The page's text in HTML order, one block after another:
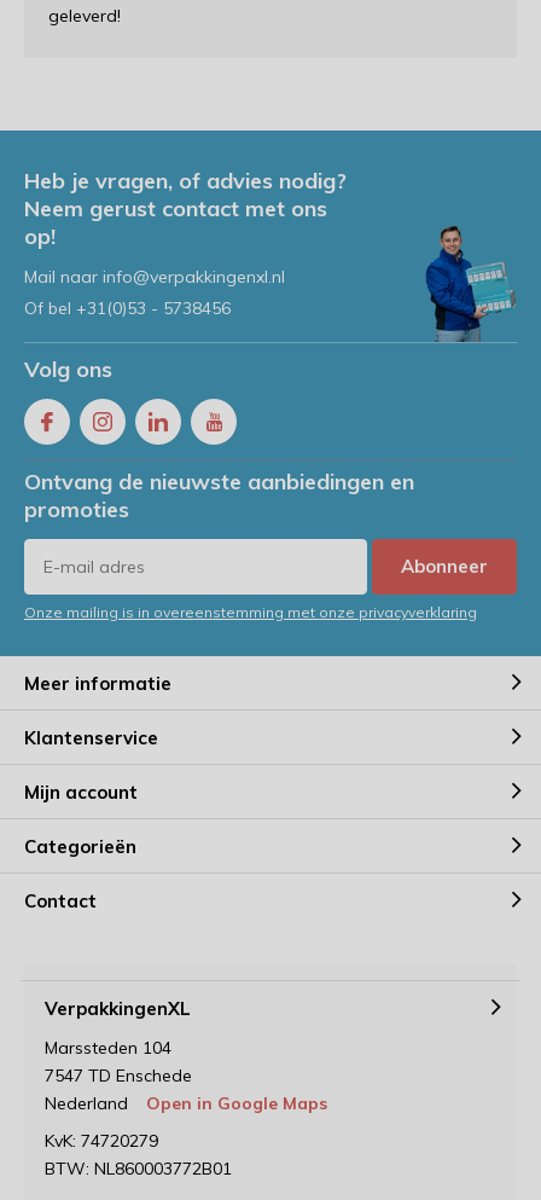
geleverd!
Heb je vragen, of advies nodig?
Neem gerust contact met ons
op!
Mail naar info@verpakkingenxl.nl
Of bel +31(0)53 - 5738456
Volg ons
Ontvang de nieuwste aanbiedingen en
promoties
Abonneer
Onze mailing is in overeenstemming met onze privacyverklaring
Meer informatie
Klantenservice
Mijn account
Categorieën
Contact
VerpakkingenXL
Marssteden 104
7547 TD Enschede
Nederland
Open in Google Maps
KvK: 74720279
BTW: NL860003772B01